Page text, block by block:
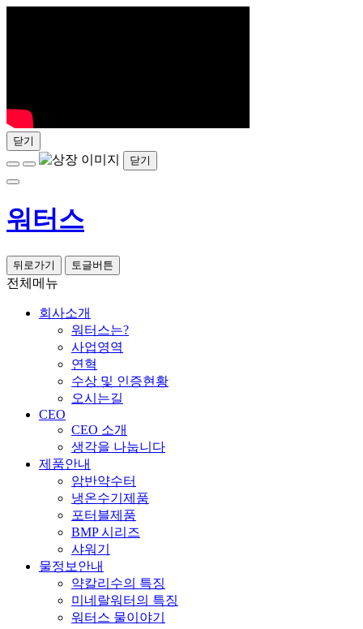
닫기
닫기
워터스
뒤로가기 토글버튼
전체메뉴
회사소개
워터스는?
사업영역
연혁
수상 및 인증현황
오시는길
CEO
CEO 소개
생각을 나눕니다
제품안내
암반약수터
냉온수기제품
포터블제품
BMP 시리즈
샤워기
물정보안내
약칼리수의 특징
미네랄워터의 특징
워터스 물이야기